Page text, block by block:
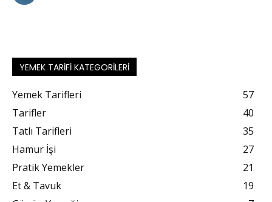
YEMEK TARIFI KATEGORILERI
Yemek Tarifleri
57
Tarifler
40
Tatlı Tarifleri
35
Hamur İşi
27
Pratik Yemekler
21
Et & Tavuk
19